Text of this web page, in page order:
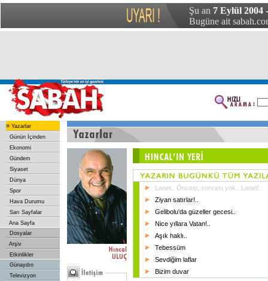
Şu an 7 Eylül 2004
Bugüne ait
» Yazarlar
Günün İçinden
Ekonomi
Gündem
Siyaset
Dünya
Spor
Hava Durumu
Sarı Sayfalar
Ana Sayfa
Dosyalar
Arşiv
Etkinlikler
Günaydın
Televizyon
Lanet.. Öncesi, sonrası yok.. Lanet!..
Ziyan satırlar!..
Gelibolu'da güzeller gecesi..
Nice yıllara Vatan!..
Aşık haklı..
Tebessüm
Sevdiğim laflar
Bizim duvar